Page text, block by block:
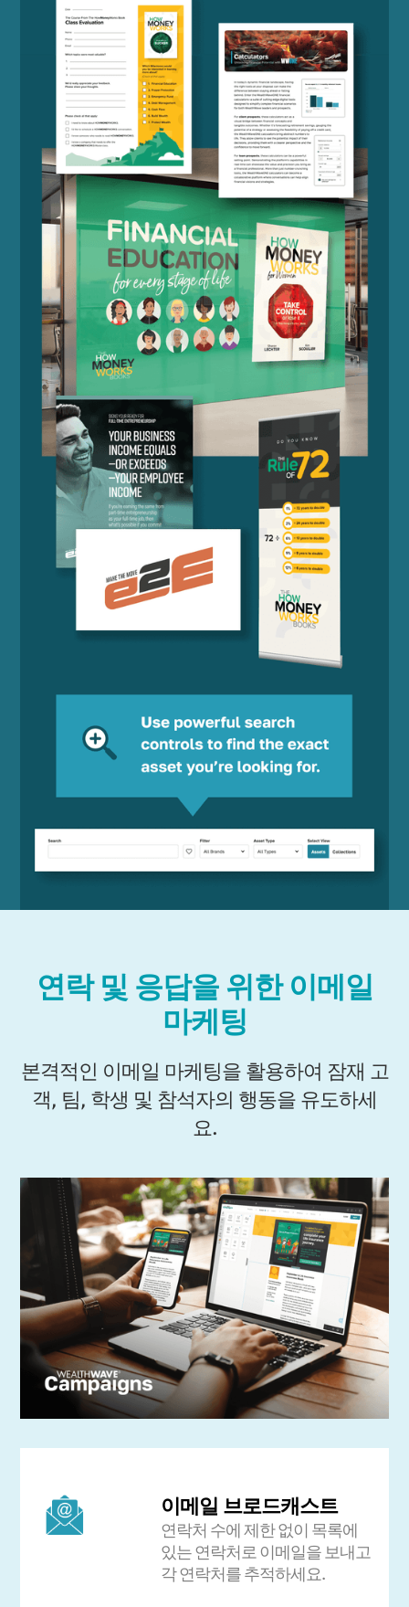
연락 및 응답을 위한 이메일
마케팅
본격적인 이메일 마케팅을 활용하여 잠재 고
객, 팀, 학생 및 참석자의 행동을 유도하세
요.
이메일 브로드캐스트
연락처 수에 제한 없이 목록에
있는 연락처로 이메일을 보내고
각 연락처를 추적하세요.